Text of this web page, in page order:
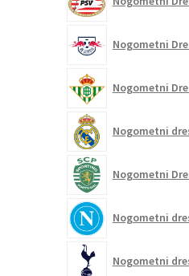
Nogometni
Nogometni
Nogometni
Nogometni
Nogometni
Nogometni